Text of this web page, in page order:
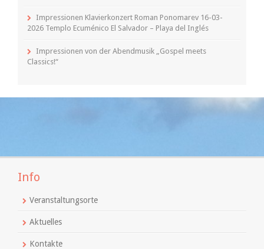
Impressionen Klavierkonzert Roman Ponomarev 16-03-
2026 Templo Ecuménico El Salvador – Playa del Inglés
Impressionen von der Abendmusik „Gospel meets
Classics!“
Info
Veranstaltungsorte
Aktuelles
Kontakte